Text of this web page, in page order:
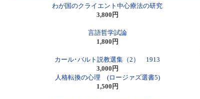
わが国のクライエント中心療法の研究
3,800円
言語哲学試論
1,800円
カール･バルト説教選集（2） 1913
3,000円
人格転換の心理 (ロージァズ選書5)
1,500円